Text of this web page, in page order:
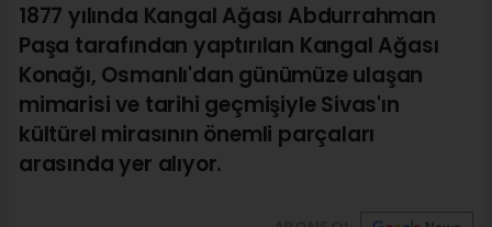
1877 yılında Kangal Ağası Abdurrahman
Paşa tarafından yaptırılan Kangal Ağası
Konağı, Osmanlı'dan günümüze ulaşan
mimarisi ve tarihi geçmişiyle Sivas'ın
kültürel mirasının önemli parçaları
arasında yer alıyor.